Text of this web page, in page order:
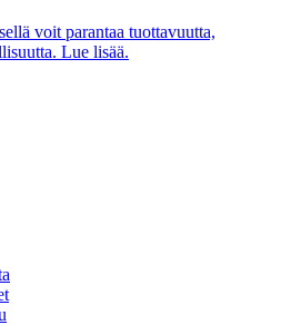
voit parantaa tuottavuutta,
Lue lisää.